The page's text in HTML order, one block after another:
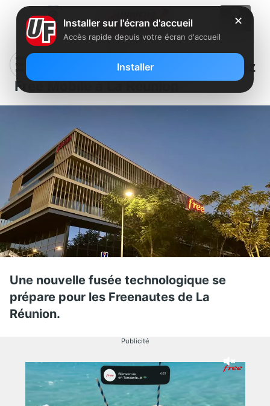
La VoWIFI semble se préparer chez
Free Mobile à La Réunion
Une nouvelle fusée technologique se
prépare pour les Freenautes de La
Réunion.
Publicité
✕
Installer sur l'écran d'accueil
Accès rapide depuis votre écran d'accueil
Installer